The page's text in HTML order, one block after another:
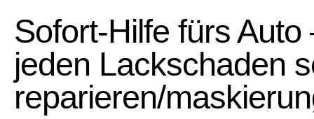
Sofort-Hilfe fürs
jeden Lackschaden
reparieren/